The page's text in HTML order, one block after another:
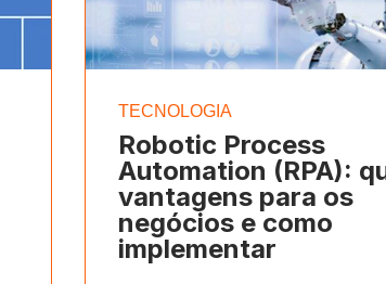
TECNOLOGIA
Robotic Process
Automation (RPA):
vantagens para os
negócios e como
implementar